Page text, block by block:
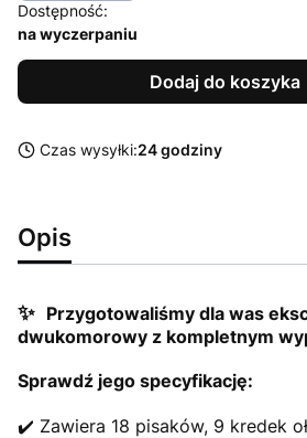
Dostępność:
na wyczerpaniu
Dodaj do koszyka
Czas wysyłki:24 godziny
Opis
✨ Przygotowaliśmy dla was
dwukomorowy z kompletnym
Sprawdź jego specyfikację:
✔️ Zawiera 18 pisaków, 9 kredek